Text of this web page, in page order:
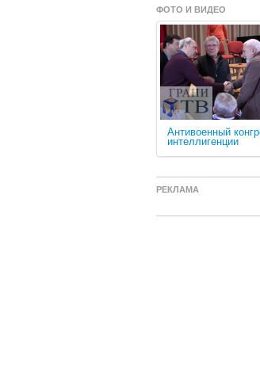
ФОТО И ВИДЕО
Антивоенный
интеллигенции
РЕКЛАМА